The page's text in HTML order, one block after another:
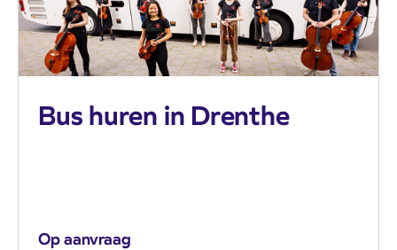
Bus huren in Drenthe
Op aanvraag